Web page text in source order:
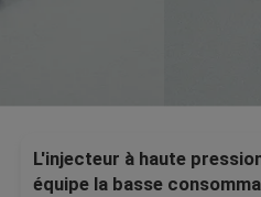
L'injecteur à haute
équipe la basse